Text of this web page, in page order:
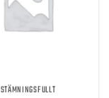
STÄMNINGSFULLT